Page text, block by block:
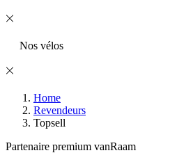
Nos vélos
Home
Revendeurs
Topsell
Partenaire premium vanRaam